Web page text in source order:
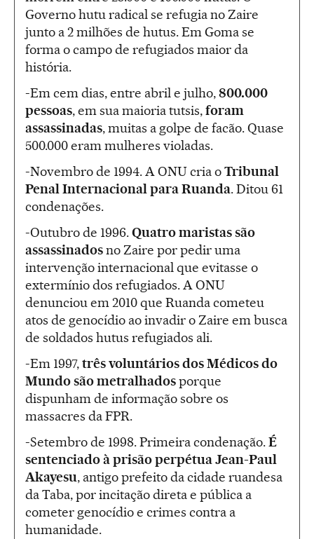
Governo hutu radical se refugia no Zaire
junto a 2 milhões de hutus. Em Goma se
forma o campo de refugiados maior da
história.
-Em cem dias, entre abril e julho,800.000
pessoas, em sua maioria tutsis,foram
assassinadas, muitas a golpe de facão. Quase
500.000 eram mulheres violadas.
-Novembro de 1994. A ONU cria oTribunal
Penal Internacional para Ruanda. Ditou 61
condenações.
-Outubro de 1996.Quatro maristas são
assassinadosno Zaire por pedir uma
intervenção internacional que evitasse o
extermínio dos refugiados. A ONU
denunciou em 2010 que Ruanda cometeu
atos de genocídio ao invadir o Zaire em busca
de soldados hutus refugiados ali.
-Em 1997,três voluntários dos Médicos do
Mundo são metralhadosporque
dispunham de informação sobre os
massacres da FPR.
-Setembro de 1998. Primeira condenação.É
sentenciado à prisão perpétua Jean-Paul
Akayesu, antigo prefeito da cidade ruandesa
da Taba, por incitação direta e pública a
cometer genocídio e crimes contra a
humanidade.